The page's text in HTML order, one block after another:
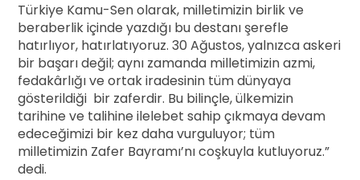
Türkiye Kamu-Sen olarak, milletimizin birlik ve
beraberlik içinde yazdığı bu destanı şerefle
hatırlıyor, hatırlatıyoruz. 30 Ağustos, yalnızca askeri
bir başarı değil; aynı zamanda milletimizin azmi,
fedakârlığı ve ortak iradesinin tüm dünyaya
gösterildiği bir zaferdir. Bu bilinçle, ülkemizin
tarihine ve talihine ilelebet sahip çıkmaya devam
edeceğimizi bir kez daha vurguluyor; tüm
milletimizin Zafer Bayramı’nı coşkuyla kutluyoruz.”
dedi.